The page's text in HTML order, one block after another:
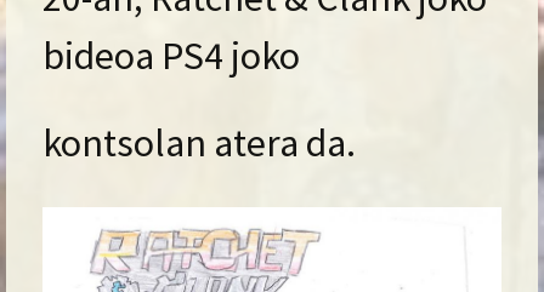
bideoa PS4 joko
kontsolan atera da.